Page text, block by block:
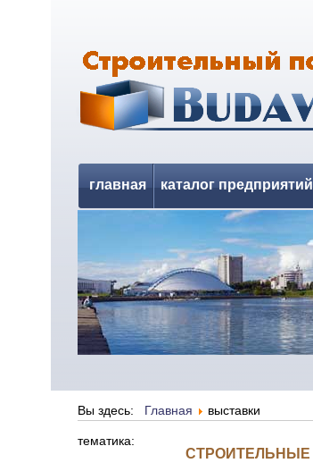
главная каталог предприятий
Вы здесь: Главная выставки
тематика:
СТРОИТЕЛЬНЫЕ